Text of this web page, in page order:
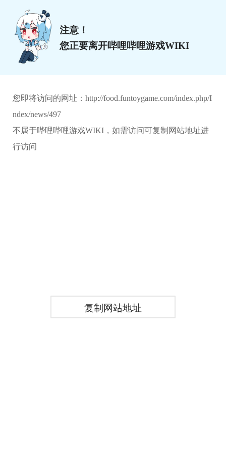
注意！
您正要离开哔哩哔哩游戏WIKI
您即将访问的网址： http://food.funtoygame.com/index.php/I
ndex/news/497
不属于哔哩哔哩游戏WIKI，如需访问可复制网站地址进
行访问
复制网站地址